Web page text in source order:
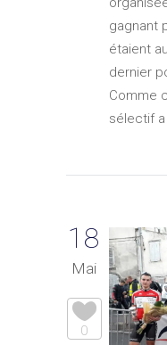
gagnant
étaient
dernier
Comme
sélectif a
18
Mai
0